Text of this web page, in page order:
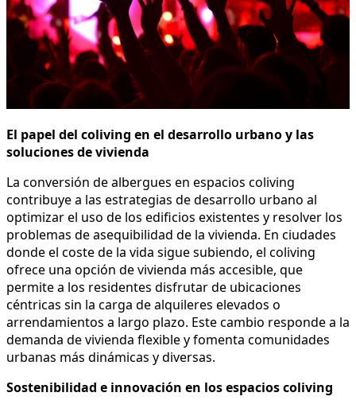
El papel del coliving en el desarrollo urbano y las
soluciones de vivienda
La conversión de albergues en espacios coliving
contribuye a las estrategias de desarrollo urbano al
optimizar el uso de los edificios existentes y resolver los
problemas de asequibilidad de la vivienda. En ciudades
donde el coste de la vida sigue subiendo, el coliving
ofrece una opción de vivienda más accesible, que
permite a los residentes disfrutar de ubicaciones
céntricas sin la carga de alquileres elevados o
arrendamientos a largo plazo. Este cambio responde a la
demanda de vivienda flexible y fomenta comunidades
urbanas más dinámicas y diversas.
Sostenibilidad e innovación en los espacios coliving